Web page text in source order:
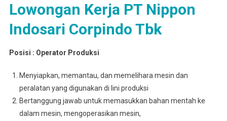
Lowongan Kerja PT Nippon
Indosari Corpindo Tbk
Posisi : Operator Produksi
Menyiapkan, memantau, dan memelihara mesin dan
peralatan yang digunakan di lini produksi
Bertanggung jawab untuk memasukkan bahan mentah ke
dalam mesin, mengoperasikan mesin,